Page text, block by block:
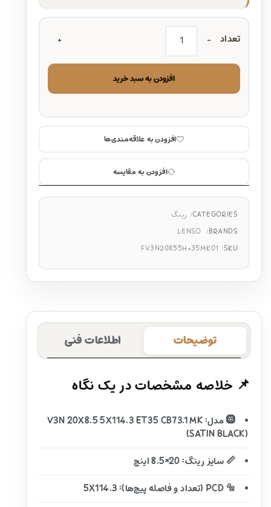
تعداد
افزودن به سبد خرید
افزودن به علاقه‌مندی‌ها
افزودن به مقایسه
CATEGORIES: رینگ
BRANDS:
LENSO
SKU:
FV3N20855H+35MK01
توضیحات اطلاعات فنی
📌 خلاصه مشخصات در یک نگاه
🛞 مدل: V3N 20X8.5 5X114.3 ET35 CB73.1 MK
(SATIN BLACK)
📏 سایز رینگ: 20×8.5 اینچ
🔩 PCD (تعداد و فاصله پیچ‌ها): 5X114.3